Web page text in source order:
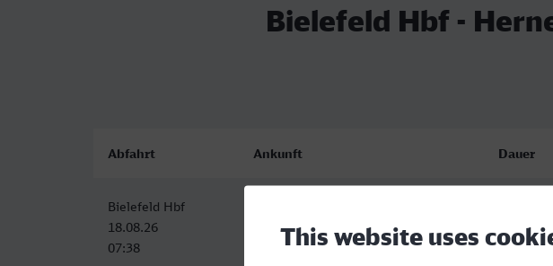
Bielefeld Hbf -
Abfahrt Ankunft Dauer
Bielefeld Hbf
18.08.26
07:38
18.08.26
09:25